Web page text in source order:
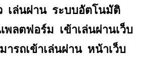
เล่นผ่าน ระบบอัตโนมัติ
พลตฟอร์ม เข้าเล่นผ่านเว็บ
ารถเข้าเล่นผ่าน หน้าเว็บ